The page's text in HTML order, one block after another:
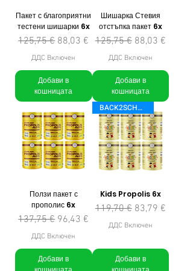
Пакет с благоприятни
тестени шишарки 6x
Редовна цена
125,75 € Продажна цена
88,03 €
ДДС Включен
Добави в
кошницата
Шишарка Стевия
отстъпка пакет 6x
Редовна цена
125,75 € Продажна
88,03 €
ДДС Включен
Добави в
кошницата
Ползи пакет с
прополис 6x
Редовна цена
137,75 € Продажна цена
96,43 €
ДДС Включен
Добави в
BACK2SCHOOL
Kids Propolis 6x
Редовна цена
119,70 € Продажна
83,79 €
ДДС Включен
Добави в